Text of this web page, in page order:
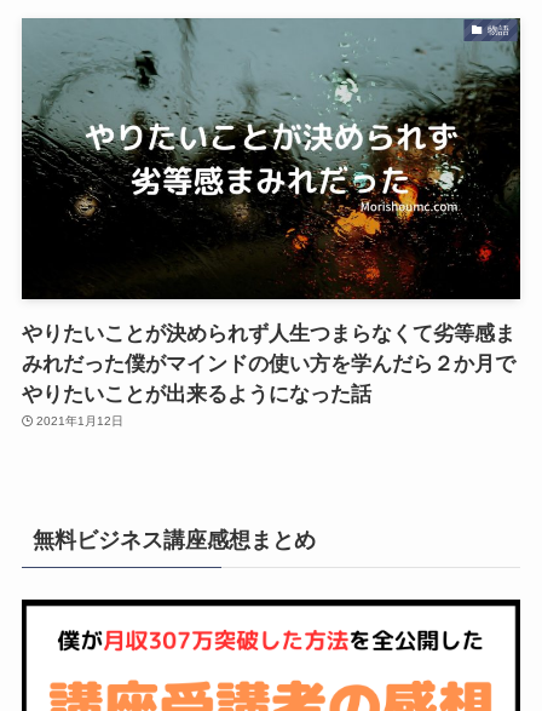
物語
やりたいことが決められず人生つまらなくて劣等感ま
みれだった僕がマインドの使い方を学んだら２か月で
やりたいことが出来るようになった話
2021年1月12日
無料ビジネス講座感想まとめ